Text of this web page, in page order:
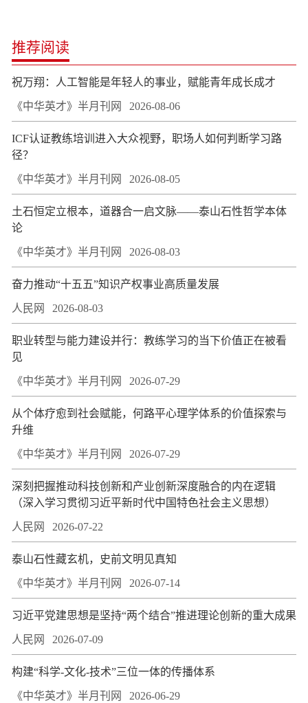
推荐阅读
祝万翔：人工智能是年轻人的事业，赋能青年成长成才
《中华英才》半月刊网 2026-08-06
ICF认证教练培训进入大众视野，职场人如何判断学习路
径？
《中华英才》半月刊网 2026-08-05
土石恒定立根本，道器合一启文脉——泰山石性哲学本体
论
《中华英才》半月刊网 2026-08-03
奋力推动“十五五”知识产权事业高质量发展
人民网 2026-08-03
职业转型与能力建设并行：教练学习的当下价值正在被看
见
《中华英才》半月刊网 2026-07-29
从个体疗愈到社会赋能，何路平心理学体系的价值探索与
升维
《中华英才》半月刊网 2026-07-29
深刻把握推动科技创新和产业创新深度融合的内在逻辑
（深入学习贯彻习近平新时代中国特色社会主义思想）
人民网 2026-07-22
泰山石性藏玄机，史前文明见真知
《中华英才》半月刊网 2026-07-14
习近平党建思想是坚持“两个结合”推进理论创新的重大成果
人民网 2026-07-09
构建“科学-文化-技术”三位一体的传播体系
《中华英才》半月刊网 2026-06-29